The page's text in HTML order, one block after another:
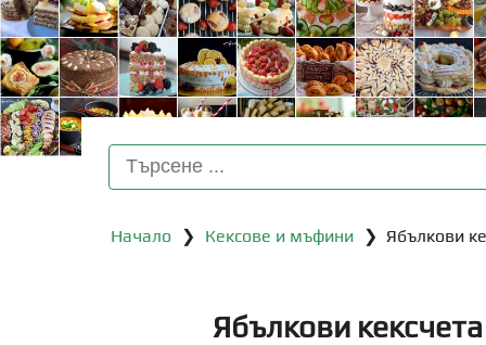
Начало ❯ Кексове и мъфини ❯ Ябълкови
Ябълкови кексчета